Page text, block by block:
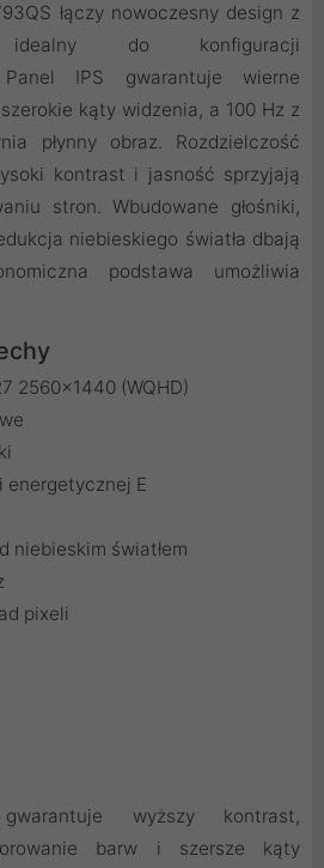
łączy nowoczesny design z
idealny do konfiguracji
Panel IPS gwarantuje wierne
kąty widzenia, a 100 Hz z
płynny obraz. Rozdzielczość
kontrast i jasność sprzyjają
stron. Wbudowane głośniki,
niebieskiego światła dbają
podstawa umożliwia
2560x1440 (WQHD)
energetycznej E
niebieskim światłem
pixeli
wyższy kontrast,
barw i szersze kąty